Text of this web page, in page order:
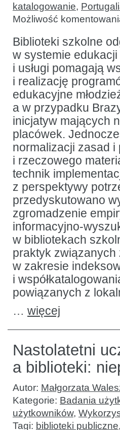
katalogowanie,
Możliwość
Biblioteki szkolne
w systemie
i usługi pomagają
i realizację
edukacyjne
a w przypadku
inicjatyw mających
placówek.
normalizacji zasad
i rzeczowego
technik
z perspektywy
przedyskutowano
zgromadzenie
informacyjno-
w bibliotekach
praktyk związanych
w zakresie
i
powiązanych z
… więcej
Nastolatetni
a biblioteki:
Autor: Małgorzata
Kategorie: Badania
użytkowników,
Tagi: biblioteki publiczne,